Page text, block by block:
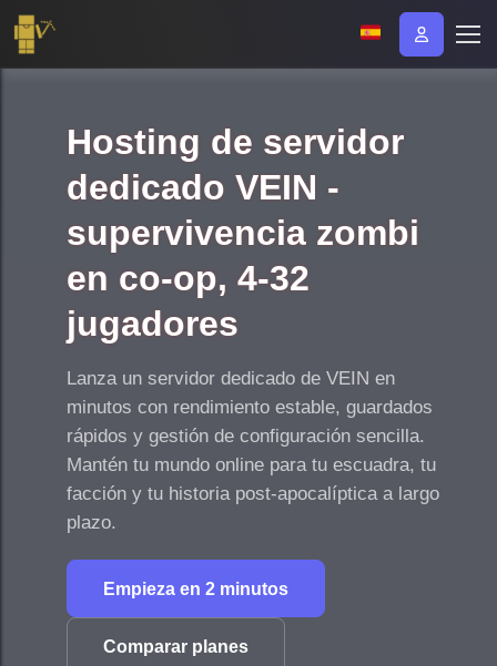
Hosting de servidor
dedicado VEIN -
supervivencia zombi
en co-op, 4-32
jugadores
Lanza un servidor dedicado de VEIN en
minutos con rendimiento estable, guardados
rápidos y gestión de configuración sencilla.
Mantén tu mundo online para tu escuadra, tu
facción y tu historia post-apocalíptica a largo
plazo.
Empieza en 2 minutos
Comparar planes